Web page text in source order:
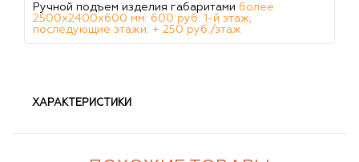
Ручной подъем изделия габаритами более
2500х2400х600 мм: 600 руб. 1-й этаж,
последующие этажи: + 250 руб./этаж
ХАРАКТЕРИСТИКИ